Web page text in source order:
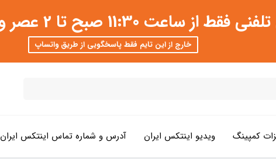
تا 2 عصر و 3 تا 8 شب امکان پذیر است
خارج از این تایم فقط پاسخگویی از طریق واتساپ
کمپینگ ویدیو اینتکس ایران آدرس و شماره تماس اینتکس ایران